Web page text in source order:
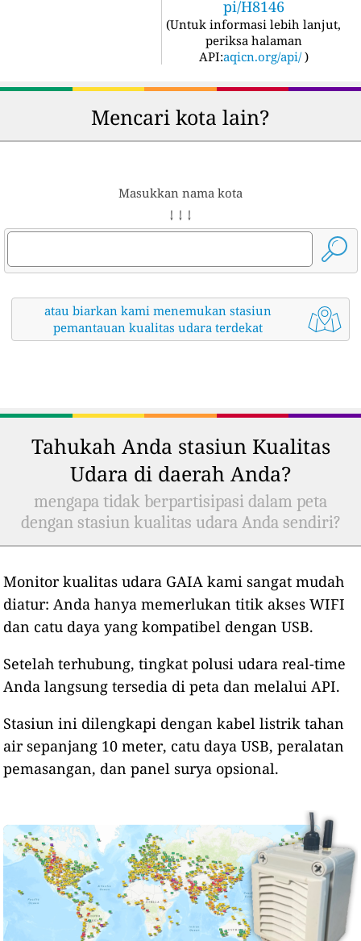
pi/H8146
(Untuk informasi lebih lanjut,
periksa halaman
API:aqicn.org/api/ )
Mencari kota lain?
Masukkan nama kota
↓ ↓ ↓
atau biarkan kami menemukan stasiun
pemantauan kualitas udara terdekat
Tahukah Anda stasiun Kualitas
Udara di daerah Anda?
mengapa tidak berpartisipasi dalam peta
dengan stasiun kualitas udara Anda sendiri?
Monitor kualitas udara GAIA kami sangat mudah
diatur: Anda hanya memerlukan titik akses WIFI
dan catu daya yang kompatibel dengan USB.
Setelah terhubung, tingkat polusi udara real-time
Anda langsung tersedia di peta dan melalui API.
Stasiun ini dilengkapi dengan kabel listrik tahan
air sepanjang 10 meter, catu daya USB, peralatan
pemasangan, dan panel surya opsional.